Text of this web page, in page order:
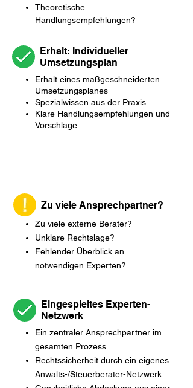
Theoretische
Handlungsempfehlungen?
Erhalt: Individueller
Umsetzungsplan
Erhalt eines maßgeschneiderten
Umsetzungsplanes
Spezialwissen aus der Praxis
Klare Handlungsempfehlungen und
Vorschläge
Zu viele Ansprechpartner?
Zu viele externe Berater?
Unklare Rechtslage?
Fehlender Überblick an
notwendigen Experten?
Eingespieltes Experten-
Netzwerk
Ein zentraler Ansprechpartner im
gesamten Prozess
Rechtssicherheit durch ein eigenes
Anwalts-/Steuerberater-Netzwerk